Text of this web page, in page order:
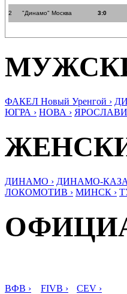
2 "Динамо" Москва 3:0
ФАКЕЛ Новый Уренгой ›
ЮГРА › НОВА ›
ДИНАМО › ДИНАМО-
ЛОКОМОТИВ › МИНСК ›
ВФВ › FIVB › CEV ›